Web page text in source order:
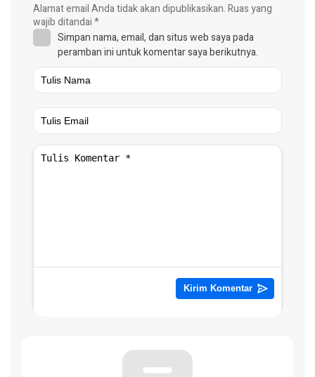
Alamat email Anda tidak akan dipublikasikan.Ruas yang
wajib ditandai*
Simpan nama, email, dan situs web saya pada
peramban ini untuk komentar saya berikutnya.